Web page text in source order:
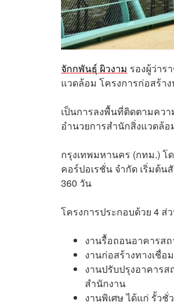
จักกพันธุ์ ผิวงาม รองผู้ว่าร
แวดล้อม โครงการก่อสร้า
เป็นการลงพื้นที่ติดตามคว
อำนวยการสำนักสิ่งแวดล้
กรุงเทพมหานคร (กทม.) โ
คอร์ปอเรชั่น จำกัด เริ่มต้
360 วัน
โครงการประกอบด้วย 4 ส่
งานรื้อถอนอาคารส
งานก่อสร้างทางเชื่อ
งานปรับปรุงอาคาร
สำนักงาน
งานพิเศษ ได้แก่ รั้วชั่